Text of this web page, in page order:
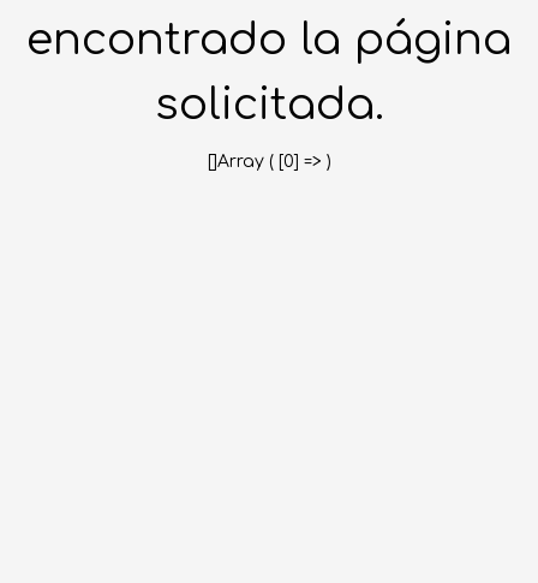
encontrado la página
solicitada.
[]Array ( [0] => )